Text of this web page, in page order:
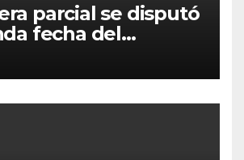
parcial se disputó
fecha del